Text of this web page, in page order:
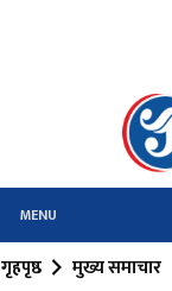
MENU
गृहपृष्ठ मुख्य समाचार